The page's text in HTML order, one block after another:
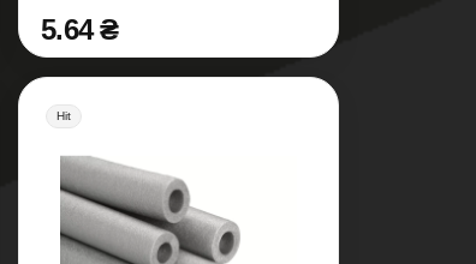
5.64 ₴
Hit